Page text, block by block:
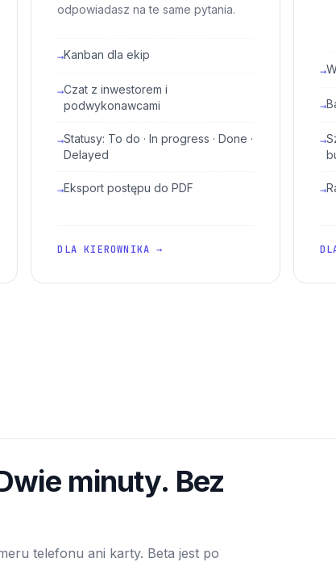
odpowiadasz na te same pytania.
→Kanban dla ekip
→Czat z inwestorem i
podwykonawcami
→Statusy: To do · In progress · Done ·
Delayed
→Eksport postępu do PDF
DLA KIEROWNIKA →
→
→
→
→
minuty. Bez
telefonu ani karty. Beta jest po